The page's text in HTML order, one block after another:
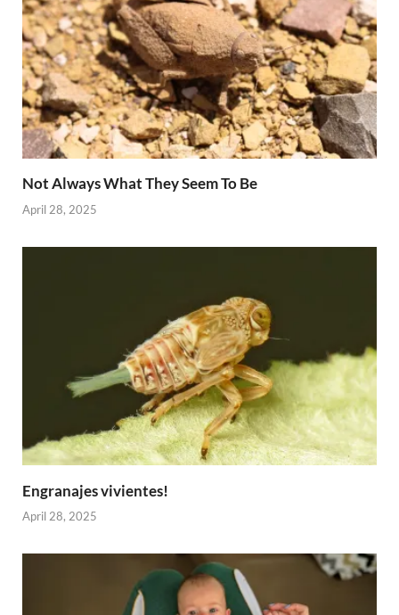
Not Always What They Seem To Be
April 28, 2025
Engranajes vivientes!
April 28, 2025